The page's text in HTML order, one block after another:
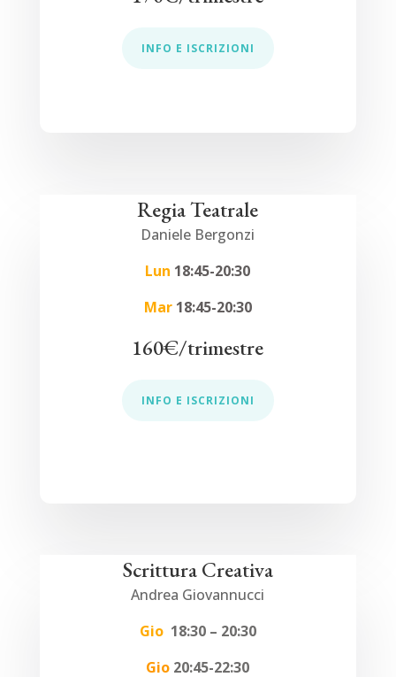
INFO E ISCRIZIONI
Regia Teatrale
Daniele Bergonzi
Lun 18:45-20:30
Mar 18:45-20:30
160€/trimestre
INFO E ISCRIZIONI
Scrittura Creativa
Andrea Giovannucci
Gio 18:30 – 20:30
Gio 20:45-22:30